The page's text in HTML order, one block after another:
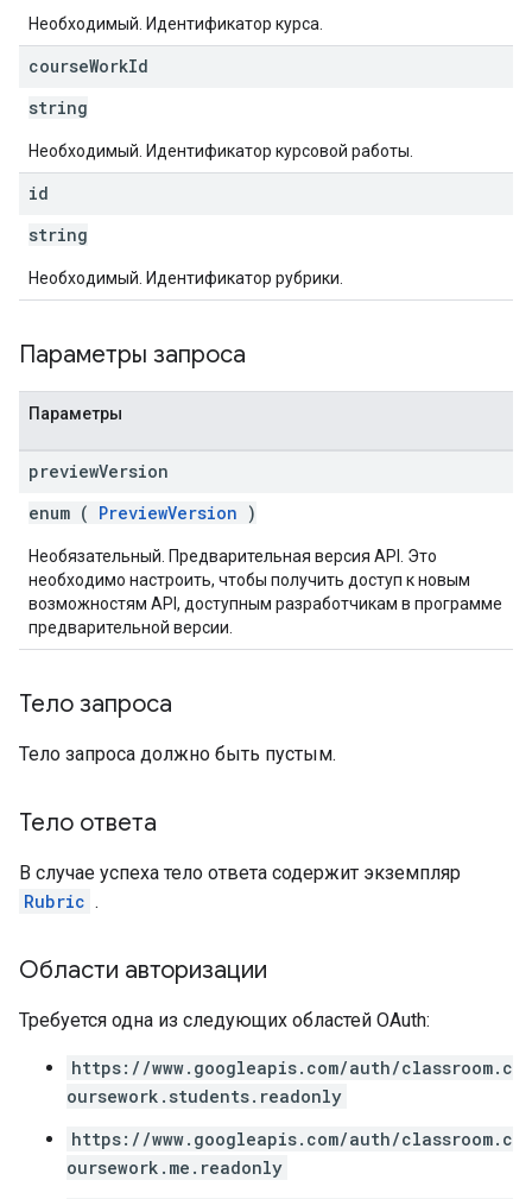
Необходимый. Идентификатор курса.
courseWorkId
string
Необходимый. Идентификатор курсовой работы.
id
string
Необходимый. Идентификатор рубрики.
Параметры запроса
Параметры
previewVersion
enum ( PreviewVersion )
Необязательный. Предварительная версия API. Это
необходимо настроить, чтобы получить доступ к новым
возможностям API, доступным разработчикам в программе
предварительной версии.
Тело запроса
Тело запроса должно быть пустым.
Тело ответа
В случае успеха тело ответа содержит экземпляр
Rubric .
Области авторизации
Требуется одна из следующих областей OAuth:
https://www.googleapis.com/auth/classroom.c
oursework.students.readonly
https://www.googleapis.com/auth/classroom.c
oursework.me.readonly